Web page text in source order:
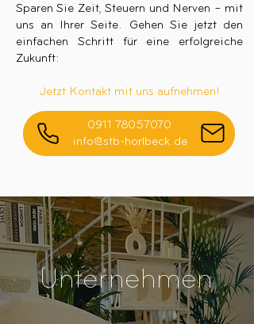
Sparen Sie Zeit, Steuern und Nerven – mit
uns an Ihrer Seite. Gehen Sie jetzt den
einfachen Schritt für eine erfolgreiche
Zukunft:
Jetzt Kontakt mit uns aufnehmen!
0911 78057070
info@stb-horlbeck.de
Unternehmen